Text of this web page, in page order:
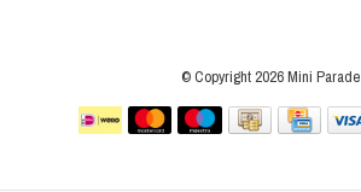
© Copyright 2026 Mini Parade